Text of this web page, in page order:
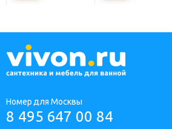
Номер для Москвы
8 495 647 00 84